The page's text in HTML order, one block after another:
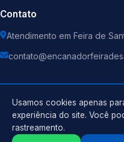
Contato
Atendimento em Feira de
2026 Encanador . Todos os
Política de Privacidade
Usamos cookies apenas
experiência do site. Você
rastreamento.